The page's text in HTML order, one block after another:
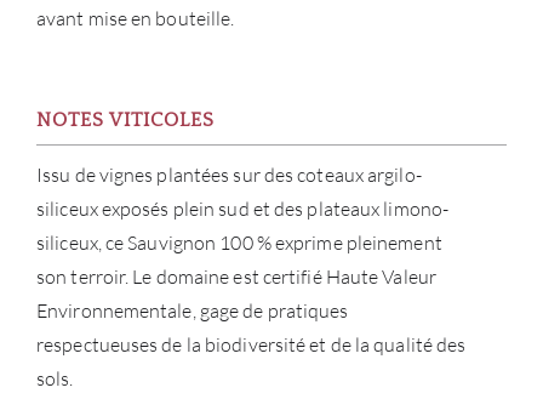
avant mise en bouteille.
NOTES VITICOLES
Issu de vignes plantées sur des coteaux argilo-
siliceux exposés plein sud et des plateaux limono-
siliceux, ce Sauvignon 100 % exprime pleinement
son terroir. Le domaine est certifié Haute Valeur
Environnementale, gage de pratiques
respectueuses de la biodiversité et de la qualité des
sols.